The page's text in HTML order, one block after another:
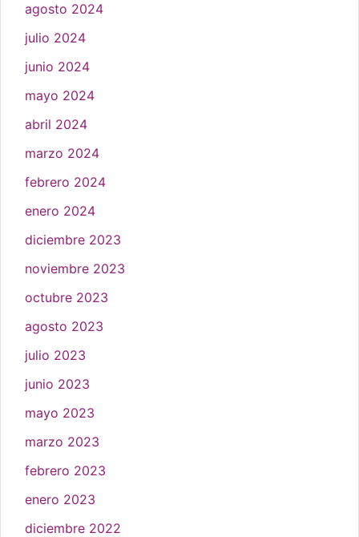
agosto 2024
julio 2024
junio 2024
mayo 2024
abril 2024
marzo 2024
febrero 2024
enero 2024
diciembre 2023
noviembre 2023
octubre 2023
agosto 2023
julio 2023
junio 2023
mayo 2023
marzo 2023
febrero 2023
enero 2023
diciembre 2022